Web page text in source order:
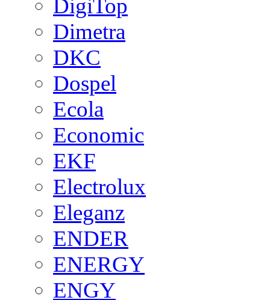
DigiTop
Dimetra
DKC
Dospel
Ecola
Economic
EKF
Electrolux
Eleganz
ENDER
ENERGY
ENGY